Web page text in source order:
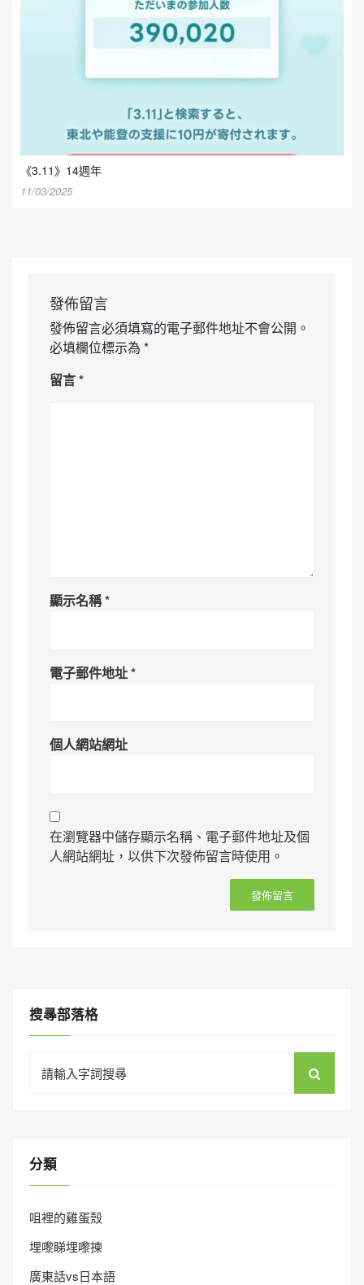
《3.11》14週年
11/03/2025
發佈留言
發佈留言必須填寫的電子郵件地址不會公開。
必填欄位標示為 *
留言*
顯示名稱*
電子郵件地址*
個人網站網址
在瀏覽器中儲存顯示名稱、電子郵件地址及個
人網站網址，以供下次發佈留言時使用。
搜㝷部落格
for:
分類
咀裡的雞蛋殼
埋嚟睇埋嚟揀
廣東話vs日本語